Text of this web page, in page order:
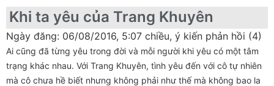
Khi ta yêu của Trang Khuyên
Ngày đăng: 06/08/2016, 5:07 chiều, ý kiến phản hồi (4)
Ai cũng đã từng yêu trong đời và mỗi người khi yêu có một tâm
trạng khác nhau. Với Trang Khuyên, tình yêu đến với cô tự nhiên
mà cô chưa hề biết nhưng không phải như thế mà không bao la